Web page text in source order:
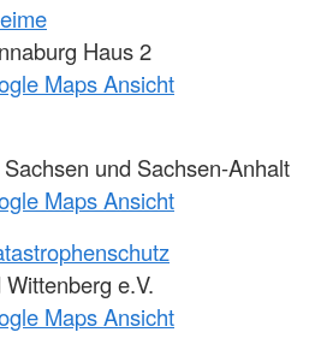
Haus 2
Maps Ansicht
und Sachsen-Anhalt
Maps Ansicht
e.V.
Maps Ansicht